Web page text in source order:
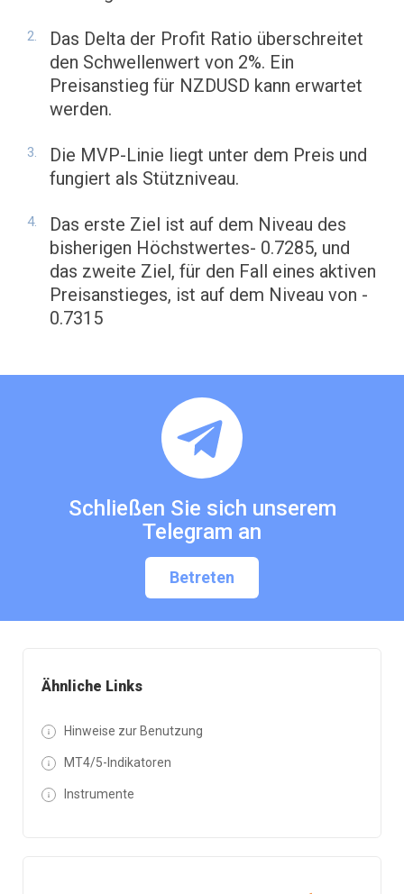
Ähnliche Links
Hinweise zur Benutzung
MT4/5-Indikatoren
Instrumente
Das Delta der Profit Ratio überschreitet
den Schwellenwert von 2%. Ein
Preisanstieg für NZDUSD kann erwartet
werden.
Die MVP-Linie liegt unter dem Preis und
fungiert als Stützniveau.
Das erste Ziel ist auf dem Niveau des
bisherigen Höchstwertes- 0.7285, und
das zweite Ziel, für den Fall eines aktiven
Preisanstieges, ist auf dem Niveau von -
0.7315
Schließen Sie sich unserem
Telegram an
Betreten